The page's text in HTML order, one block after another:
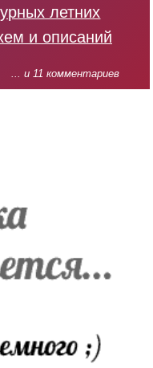
летних
и описаний
... и 11 комментариев